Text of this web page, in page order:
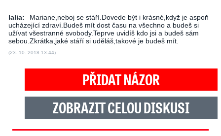
lalia:
Mariane,neboj se stáří.Dovede být i krásné,když je aspoň
ucházející zdraví.Budeš mít dost času na všechno a budeš si
užívat všestranné svobody.Teprve uvidíš kdo jsi a budeš sám
sebou.Zkrátka,jaké stáří si uděláš,takové je budeš mít.
(23. 10. 2018 13:44)
PŘIDAT NÁZOR
ZOBRAZIT CELOU DISKUSI